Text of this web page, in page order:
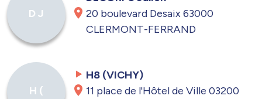
D J
20 boulevard Desaix 63000
CLERMONT-FERRAND
H (
H8 (VICHY)
11 place de l'Hôtel de Ville 03200